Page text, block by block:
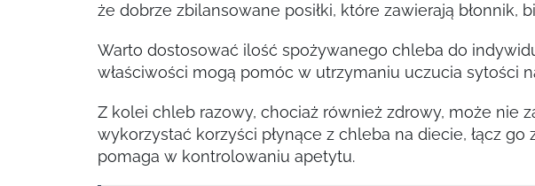
że dobrze zbilansowane posiłki, które zawierają błonnik,
Warto dostosować ilość spożywanego chleba do
właściwości mogą pomóc w utrzymaniu uczucia sytości
Z kolei chleb razowy, chociaż również zdrowy, może nie
wykorzystać korzyści płynące z chleba na diecie, łącz
pomaga w kontrolowaniu apetytu.